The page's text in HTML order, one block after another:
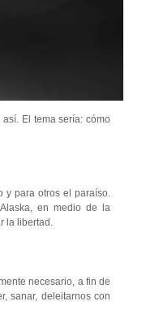
El tema sería: cómo
y para otros el paraíso.
en medio de la
la libertad.
necesario, a fin de
sanar, deleitarnos con